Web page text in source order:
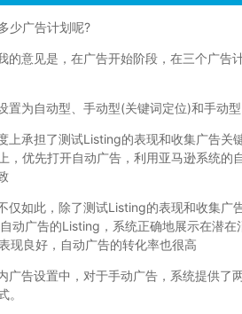
广告计划呢?
意见是，在广告开始阶段，在三个广告
为自动型、手动型(关键词定位)和手动型(
承担了测试Listing的表现和收集广告关
，优先打开自动广告，利用亚马逊系统的
如此，除了测试Listing的表现和收集广
动广告的Listing，系统正确地展示在潜
现良好，自动广告的转化率也很高
告设置中，对于手动广告，系统提供了
。